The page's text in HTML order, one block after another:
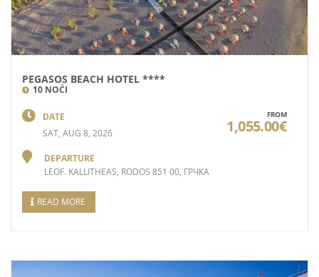
PEGASOS BEACH HOTEL ****
10 NOĆI
DATE
SAT, AUG 8, 2026
DEPARTURE
LEOF. KALLITHEAS, RODOS 851 00, ГРЧКА
FROM
1,055.00€
READ MORE